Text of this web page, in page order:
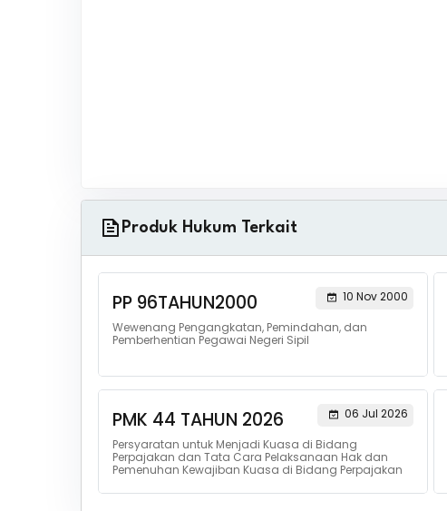
Produk Hukum Terkait
PP 96TAHUN2000
10 Nov 2000
Wewenang Pengangkatan, Pemindahan, dan
Pemberhentian Pegawai Negeri Sipil
PMK 44 TAHUN 2026
06 Jul 2026
Persyaratan untuk Menjadi Kuasa di Bidang
Perpajakan dan Tata Cara Pelaksanaan Hak dan
Pemenuhan Kewajiban Kuasa di Bidang Perpajakan